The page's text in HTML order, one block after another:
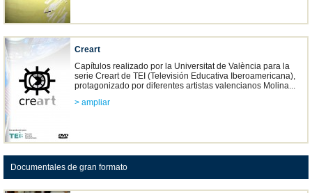
Creart
Capítulos realizado por la Universitat de València para la
serie Creart de TEI (Televisión Educativa Iberoamericana),
protagonizado por diferentes artistas valencianos Molina...
> ampliar
Documentales de gran formato